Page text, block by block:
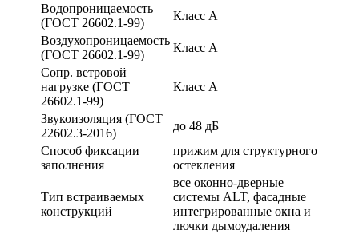
Водопроницаемость
(ГОСТ 26602.1-99)
Класс А
Воздухопроницаемость
(ГОСТ 26602.1-99)
Класс А
Сопр. ветровой
нагрузке (ГОСТ
26602.1-99)
Класс А
Звукоизоляция (ГОСТ
22602.3-2016)
до 48 дБ
Способ фиксации
заполнения
прижим для структурного
остекления
Тип встраиваемых
конструкций
все оконно-дверные
системы ALT, фасадные
интегрированные окна и
лючки дымоудаления